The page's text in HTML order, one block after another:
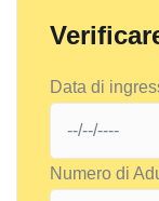
Data di
Numero di